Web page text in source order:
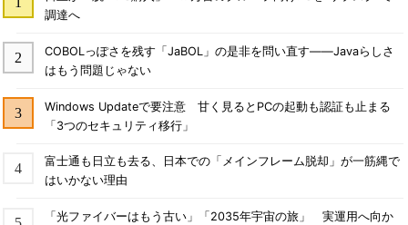
調達へ
COBOLっぽさを残す「JaBOL」の是非を問い直す――Javaらしさ
はもう問題じゃない
Windows Updateで要注意 甘く見るとPCの起動も認証も止まる
「3つのセキュリティ移行」
富士通も日立も去る、日本での「メインフレーム脱却」が一筋縄で
はいかない理由
「光ファイバーはもう古い」「2035年宇宙の旅」 実運用へ向か